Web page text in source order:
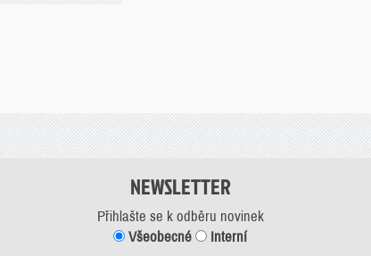
NEWSLETTER
Přihlašte se k odběru novinek
Všeobecné
Interní